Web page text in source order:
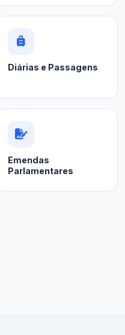
Diárias e Passagens
Emendas
Parlamentares